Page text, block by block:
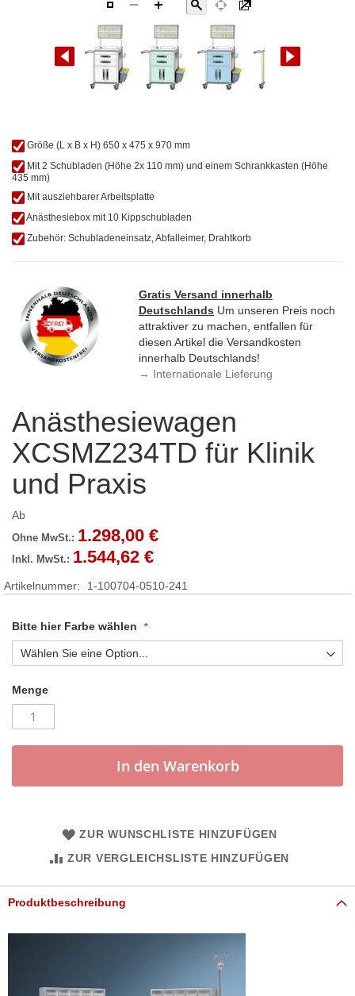
Anästhesiewagen
XCSMZ234TD für Klinik
und Praxis
Ab
1.298,00 €
1.544,62 €
Artikelnummer 1-100704-0510-241
Bitte hier Farbe wählen
Menge
In den Warenkorb
ZUR WUNSCHLISTE HINZUFÜGEN
ZUR VERGLEICHSLISTE HINZUFÜGEN
Zum
Anfang
der
Bildgalerie
springen
Größe (L x B x H) 650 x 475 x 970 mm
Mit 2 Schubladen (Höhe 2x 110 mm) und einem Schrankkasten (Höhe
435 mm)
Mit ausziehbarer Arbeitsplatte
Anästhesiebox mit 10 Kippschubladen
Zubehör: Schubladeneinsatz, Abfalleimer, Drahtkorb
Gratis Versand innerhalb
Deutschlands Um unseren Preis noch
attraktiver zu machen, entfallen für
diesen Artikel die Versandkosten
innerhalb Deutschlands!
→ Internationale Lieferung
Produktbeschreibung